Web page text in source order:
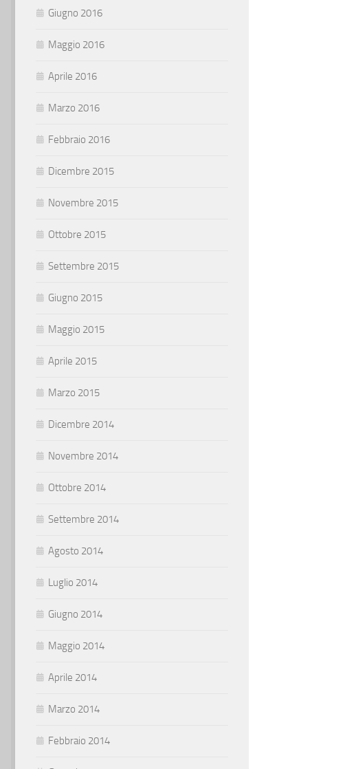
Giugno 2016
Maggio 2016
Aprile 2016
Marzo 2016
Febbraio 2016
Dicembre 2015
Novembre 2015
Ottobre 2015
Settembre 2015
Giugno 2015
Maggio 2015
Aprile 2015
Marzo 2015
Dicembre 2014
Novembre 2014
Ottobre 2014
Settembre 2014
Agosto 2014
Luglio 2014
Giugno 2014
Maggio 2014
Aprile 2014
Marzo 2014
Febbraio 2014